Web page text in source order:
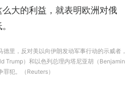
大的利益，就表明欧洲对俄
里，反对美以向伊朗发动军事行动的示威者，
Trump）和以色列总理内塔尼亚胡（Benjamin
犯。（Reuters）